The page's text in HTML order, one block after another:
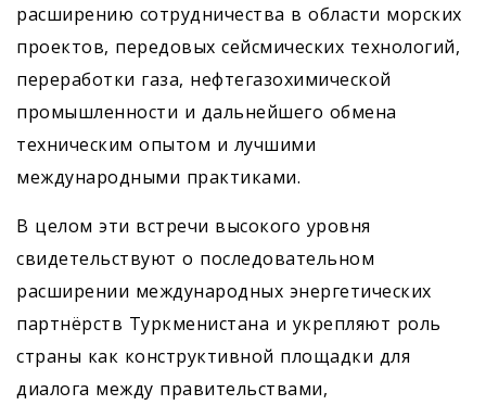
расширению сотрудничества в области морских
проектов, передовых сейсмических технологий,
переработки газа, нефтегазохимической
промышленности и дальнейшего обмена
техническим опытом и лучшими
международными практиками.
В целом эти встречи высокого уровня
свидетельствуют о последовательном
расширении международных энергетических
партнёрств Туркменистана и укрепляют роль
страны как конструктивной площадки для
диалога между правительствами,